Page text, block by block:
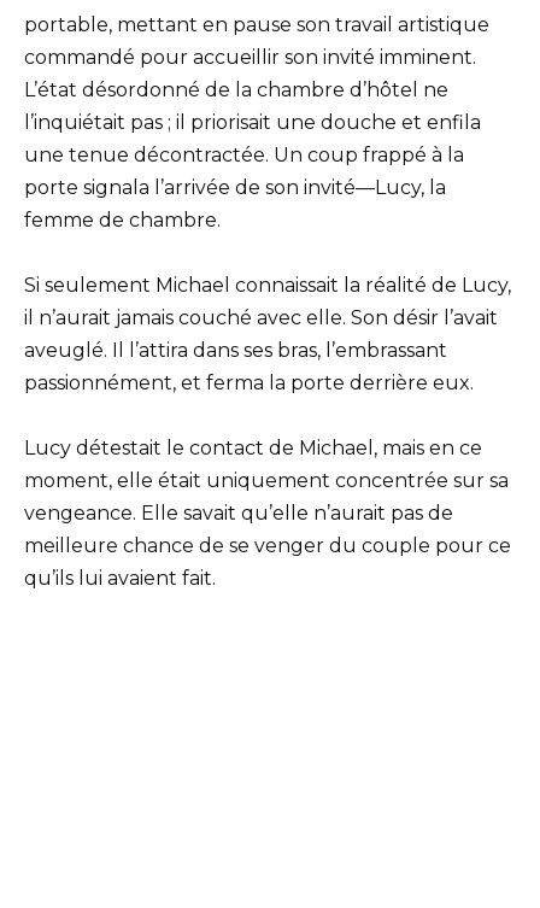
portable, mettant en pause son travail artistique
commandé pour accueillir son invité imminent.
L’état désordonné de la chambre d’hôtel ne
l’inquiétait pas ; il priorisait une douche et enfila
une tenue décontractée. Un coup frappé à la
porte signala l’arrivée de son invité—Lucy, la
femme de chambre.
Si seulement Michael connaissait la réalité de Lucy,
il n’aurait jamais couché avec elle. Son désir l’avait
aveuglé. Il l’attira dans ses bras, l’embrassant
passionnément, et ferma la porte derrière eux.
Lucy détestait le contact de Michael, mais en ce
moment, elle était uniquement concentrée sur sa
vengeance. Elle savait qu’elle n’aurait pas de
meilleure chance de se venger du couple pour ce
qu’ils lui avaient fait.